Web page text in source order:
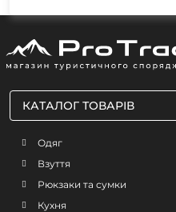
КАТАЛОГ ТОВАРІВ
Одяг
Взуття
Рюкзаки та сумки
Кухня